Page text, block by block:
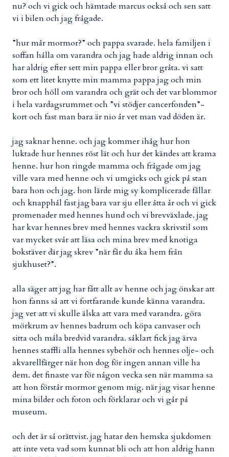
nu? och vi gick och hämtade marcus också och sen satt
vi i bilen och jag frågade.
”hur mår mormor?” och pappa svarade. hela familjen i
soffan hålla om varandra och jag hade aldrig innan och
har aldrig efter sett min pappa eller bror gråta. vi satt
som ett litet knytte min mamma pappa jag och min
bror och höll om varandra och grät och det var blommor
i hela vardagsrummet och ”vi stödjer cancerfonden”-
kort och fast man bara är nio år vet man vad döden är.
jag saknar henne. och jag kommer ihåg hur hon
luktade hur hennes röst lät och hur det kändes att krama
henne. hur hon ringde mamma och frågade om jag
ville vara med henne och vi umgicks och gick på stan
bara hon och jag. hon lärde mig sy komplicerade fållar
och knapphål fast jag bara var sju eller åtta år och vi gick
promenader med hennes hund och vi brevväxlade. jag
har kvar hennes brev med hennes vackra skrivstil som
var mycket svår att läsa och mina brev med knotiga
bokstäver där jag skrev ”när får du åka hem från
sjukhuset?”.
alla säger att jag har fått allt av henne och jag önskar att
hon fanns så att vi fortfarande kunde känna varandra.
jag vet att vi skulle älska att vara med varandra. göra
mörkrum av hennes badrum och köpa canvaser och
sitta och måla bredvid varandra. såklart fick jag ärva
hennes staffli alla hennes sybehör och hennes olje- och
akvarellfärger när hon dog för ingen annan ville ha
dem. det finaste var för någon vecka sen när mamma sa
att hon förstår mormor genom mig. när jag visar henne
mina bilder och foton och förklarar och vi går på
museum.
och det är så orättvist. jag hatar den hemska sjukdomen
att inte veta vad som kunnat bli och att hon aldrig hann